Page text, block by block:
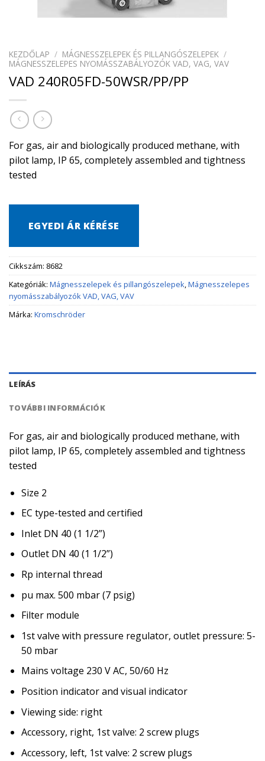
KEZDŐLAP / MÁGNESSZELEPEK ÉS PILLANGÓSZELEPEK /
MÁGNESSZELEPES NYOMÁSSZABÁLYOZÓK VAD, VAG, VAV
VAD 240R05FD-50WSR/PP/PP
For gas, air and biologically produced methane, with
pilot lamp, IP 65, completely assembled and tightness
tested
EGYEDI ÁR KÉRÉSE
Cikkszám: 8682
Kategóriák: Mágnesszelepek és pillangószelepek,Mágnesszelepes
nyomásszabályozók VAD, VAG, VAV
Márka: Kromschröder
LEÍRÁS
TOVÁBBI INFORMÁCIÓK
For gas, air and biologically produced methane, with
pilot lamp, IP 65, completely assembled and tightness
tested
Size 2
EC type-tested and certified
Inlet DN 40 (1 1/2”)
Outlet DN 40 (1 1/2”)
Rp internal thread
pu max. 500 mbar (7 psig)
Filter module
1st valve with pressure regulator, outlet pressure: 5-
50 mbar
Mains voltage 230 V AC, 50/60 Hz
Position indicator and visual indicator
Viewing side: right
Accessory, right, 1st valve: 2 screw plugs
Accessory, left, 1st valve: 2 screw plugs